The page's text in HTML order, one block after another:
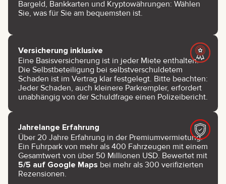
Bargeld, Bankkarten und Kryptowährungen: Wählen
Sie, was für Sie am bequemsten ist.
Versicherung inklusive
Eine Basisversicherung ist in jeder Miete enthalten.
Die Selbstbeteiligung bei selbstverschuldetem
Schaden ist im Vertrag klar festgelegt. Bitte beachten:
Jeder Schaden, auch kleinere Parkrempler, erfordert
unabhängig von der Schuldfrage einen Polizeibericht.
Jahrelange Erfahrung
Über 20 Jahre Erfahrung in der Premiumvermietung.
Ein Fuhrpark von mehr als 400 Fahrzeugen mit einem
Gesamtwert von über 50 Millionen USD. Bewertet mit
5/5 auf Google Maps bei mehr als 300 verifizierten
Rezensionen.